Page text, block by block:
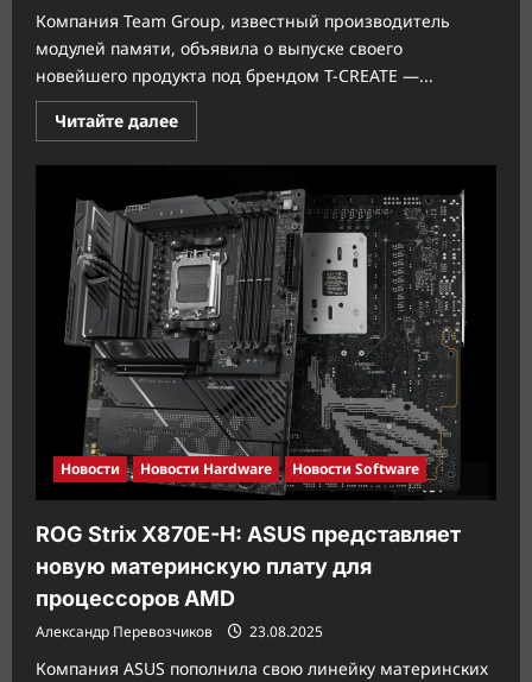
Компания Team Group, известный производитель
модулей памяти, объявила о выпуске своего
новейшего продукта под брендом T-CREATE —...
Читайте далееПрочитать
больше
Team
представляет
T-
CREATE
EXPERT
CKD
DDR5:
память
для
ИИ
создателей
контента
Новости Новости Hardware Новости Software
ROG Strix X870E-H: ASUS представляет
новую материнскую плату для
процессоров AMD
Александр Перевозчиков 23.08.2025
Компания ASUS пополнила свою линейку материнских